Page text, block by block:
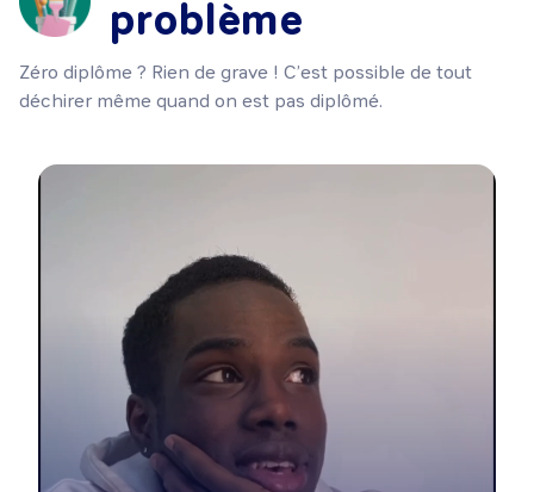
problème
Zéro diplôme ? Rien de grave ! C’est possible de tout
déchirer même quand on est pas diplômé.